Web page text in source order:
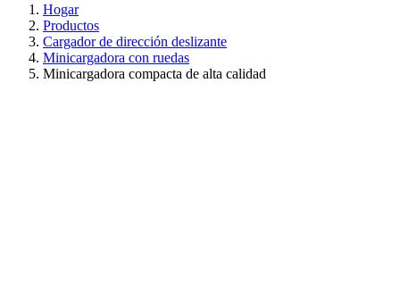
Hogar
Productos
Cargador de dirección deslizante
Minicargadora con ruedas
Minicargadora compacta de alta calidad